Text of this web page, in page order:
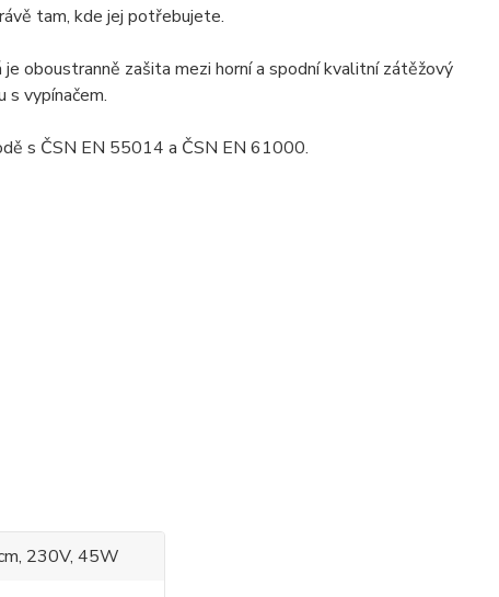
tam, kde jej potřebujete.
oboustranně zašita mezi horní a spodní kvalitní zátěžový
s vypínačem.
s ČSN EN 55014 a ČSN EN 61000.
230V, 45W